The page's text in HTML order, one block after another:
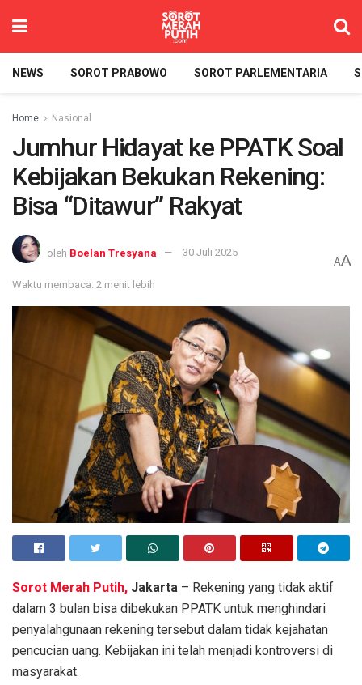
NEWS SOROT PRABOWO SOROT PARLEMENTARIA
Home Nasional
Jumhur Hidayat ke PPATK Soal
Kebijakan Bekukan Rekening:
Bisa “Ditawur” Rakyat
oleh Boelan Tresyana 30 Juli 2025
Waktu membaca: 2 menit lebih
AA
Sorot Merah Putih, Jakarta – Rekening yang tidak aktif
dalam 3 bulan bisa dibekukan PPATK untuk menghindari
penyalahgunaan rekening tersebut dalam tidak kejahatan
pencucian uang. Kebijakan ini telah menjadi kontroversi di
masyarakat.